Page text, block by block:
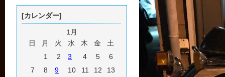
[カレンダー]
1月
日
月 火 水 木 金
土
1
2 3 4 5
6
7
8 9 10 11 12
13